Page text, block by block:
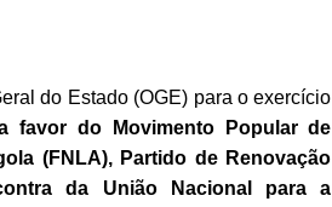
do Estado (OGE) para o exercício
favor do Movimento Popular de
(FNLA), Partido de Renovação
da União Nacional para a